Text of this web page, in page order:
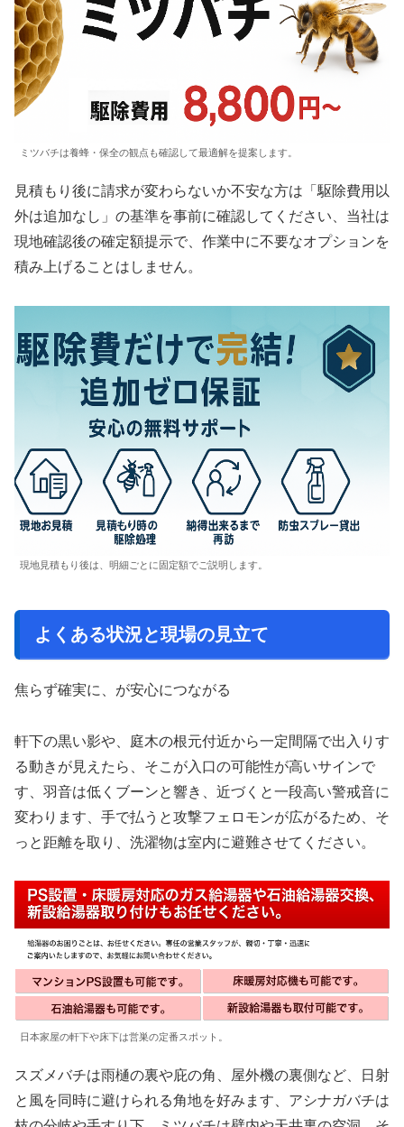
ミツバチは養蜂・保全の観点も確認して最適解を提案します。
見積もり後に請求が変わらないか不安な方は「駆除費用以
外は追加なし」の基準を事前に確認してください、当社は
現地確認後の確定額提示で、作業中に不要なオプションを
積み上げることはしません。
現地見積もり後は、明細ごとに固定額でご説明します。
よくある状況と現場の見立て
焦らず確実に、が安心につながる
軒下の黒い影や、庭木の根元付近から一定間隔で出入りす
る動きが見えたら、そこが入口の可能性が高いサインで
す、羽音は低くブーンと響き、近づくと一段高い警戒音に
変わります、手で払うと攻撃フェロモンが広がるため、そ
っと距離を取り、洗濯物は室内に避難させてください。
日本家屋の軒下や床下は営巣の定番スポット。
スズメバチは雨樋の裏や庇の角、屋外機の裏側など、日射
と風を同時に避けられる角地を好みます、アシナガバチは